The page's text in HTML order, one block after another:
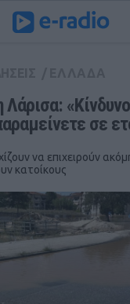
σε
να επιχειρούν
κατοίκους